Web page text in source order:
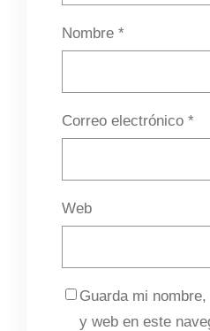
Nombre *
Correo electrónico *
Web
Guarda mi
y web en este